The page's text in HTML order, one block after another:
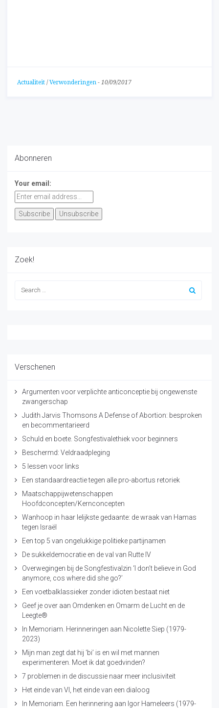
Actualiteit /Verwonderingen - 10/09/2017
Abonneren
Your email:
Zoek!
Verschenen
Argumenten voor verplichte anticonceptie bij ongewenste
zwangerschap
Judith Jarvis Thomsons A Defense of Abortion: besproken
en becommentarieerd
Schuld en boete. Songfestivalethiek voor beginners
Beschermd: Veldraadpleging
5 lessen voor links
Een standaardreactie tegen alle pro-abortus retoriek
Maatschappijwetenschappen
Hoofdconcepten/Kernconcepten
Wanhoop in haar lelijkste gedaante: de wraak van Hamas
tegen Israël
Een top 5 van ongelukkige politieke partijnamen
De sukkeldemocratie en de val van Rutte IV
Overwegingen bij de Songfestivalzin ‘I don’t believe in God
anymore, cos where did she go?’
Een voetbalklassieker zonder idioten bestaat niet
Geef je over aan Omdenken en Omarm de Lucht en de
Leegte®
In Memoriam. Herinneringen aan Nicolette Siep (1979-
2023)
Mijn man zegt dat hij ‘bi’ is en wil met mannen
experimenteren. Moet ik dat goedvinden?
7 problemen in de discussie naar meer inclusiviteit
Het einde van VI, het einde van een dialoog
In Memoriam. Een herinnering aan Igor Hameleers (1979-